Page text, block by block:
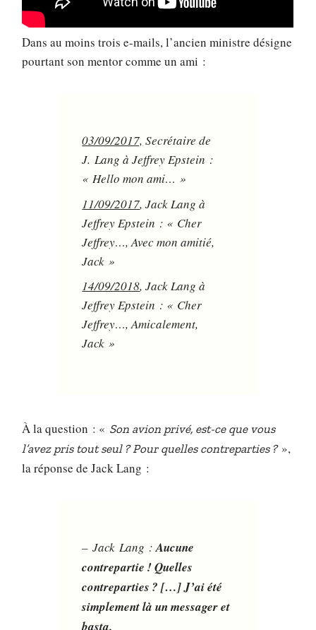
Dans au moins trois e-mails, l’ancien ministre désigne
pourtant son mentor comme un ami :
03/09/2017, Secrétaire de
J. Lang à Jeffrey Epstein :
« Hello mon ami… »
11/09/2017, Jack Lang à
Jeffrey Epstein : « Cher
Jeffrey…, Avec mon amitié,
Jack »
14/09/2018, Jack Lang à
Jeffrey Epstein : « Cher
Jeffrey…, Amicalement,
Jack »
À la question : « Son avion privé, est-ce que vous
l’avez pris tout seul ? Pour quelles contreparties ?»,
la réponse de Jack Lang :
– Jack Lang :Aucune
contrepartie ! Quelles
contreparties ? […] J’ai été
simplement là un messager et
basta.